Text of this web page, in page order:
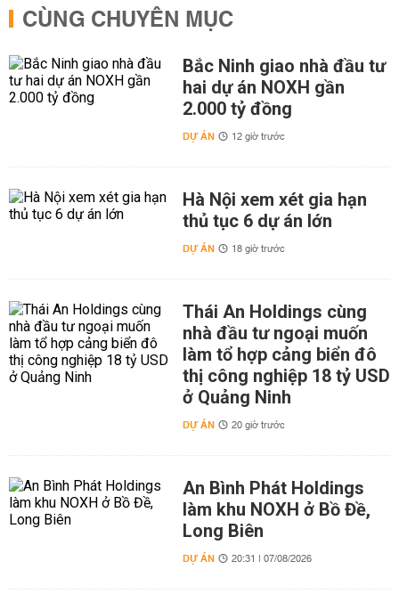
CÙNG CHUYÊN MỤC
Bắc Ninh giao nhà đầu tư
hai dự án NOXH gần
2.000 tỷ đồng
DỰ ÁN 12 giờ trước
Hà Nội xem xét gia hạn
thủ tục 6 dự án lớn
DỰ ÁN 18 giờ trước
Thái An Holdings cùng
nhà đầu tư ngoại muốn
làm tổ hợp cảng biển đô
thị công nghiệp 18 tỷ USD
ở Quảng Ninh
DỰ ÁN 20 giờ trước
An Bình Phát Holdings
làm khu NOXH ở Bồ Đề,
Long Biên
DỰ ÁN 20:31 | 07/08/2026